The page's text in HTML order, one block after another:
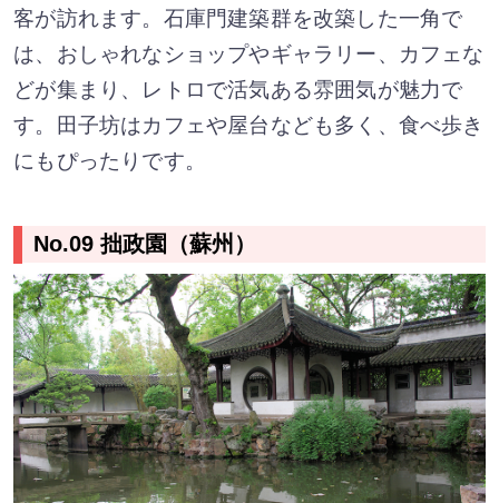
客が訪れます。石庫門建築群を改築した一角で
は、おしゃれなショップやギャラリー、カフェな
どが集まり、レトロで活気ある雰囲気が魅力で
す。田子坊はカフェや屋台なども多く、食べ歩き
にもぴったりです。
No.09 拙政園（蘇州）